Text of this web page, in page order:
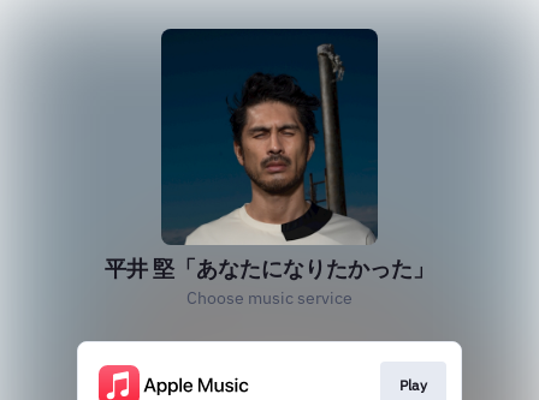
平井 堅「あなたになりたかった」
Choose music service
Play